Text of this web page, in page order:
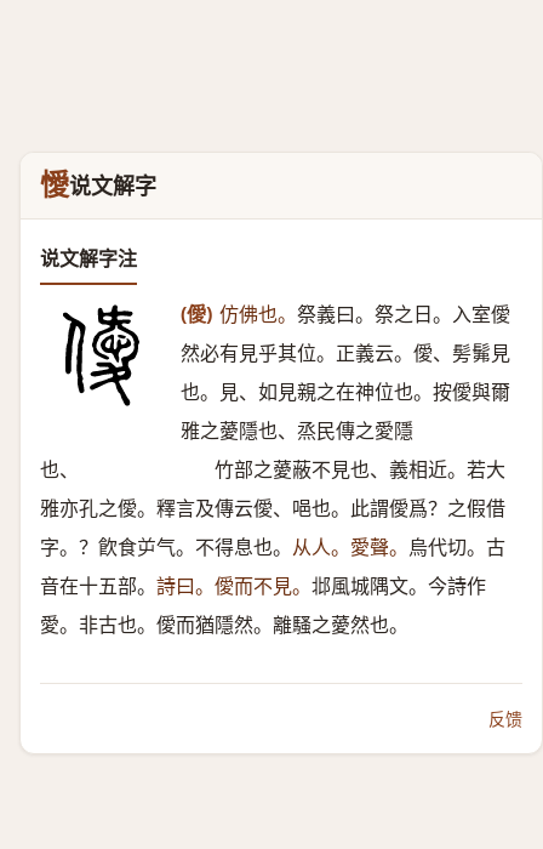
懓说文解字
说文解字注
(僾) 仿佛也。 祭義曰。祭之日。入室僾
然必有見乎其位。正義云。僾、髣髴見
也。見、如見親之在神位也。按僾與爾
雅之薆隱也、烝民傳之愛隱
也、 竹部之薆蔽不見也、義相近。若大
雅亦孔之僾。釋言及傳云僾、唈也。此謂僾爲？之假借
字。？飮食屰气。不得息也。 从人。愛聲。 烏代切。古
音在十五部。 詩曰。僾而不見。 邶風城隅文。今詩作
愛。非古也。僾而猶隱然。離騷之薆然也。
反馈